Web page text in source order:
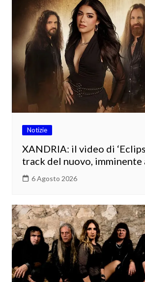
Notizie
XANDRIA: il video di
track del nuovo, imminente
6 Agosto 2026